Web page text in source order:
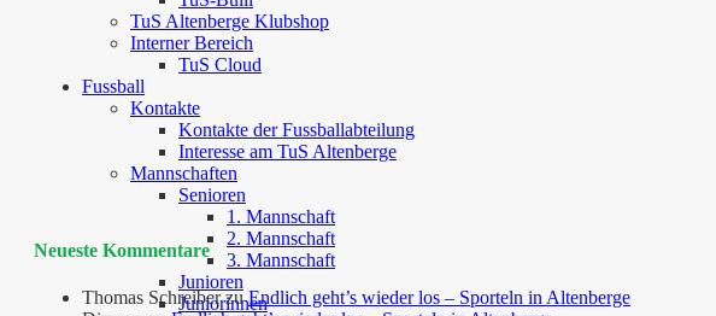
TuS Altenberge Klubshop
Interner Bereich
TuS Cloud
Fussball
Kontakte
Kontakte der Fussballabteilung
Interesse am TuS Altenberge
Mannschaften
Senioren
1. Mannschaft
2. Mannschaft
3. Mannschaft
Junioren
Juniorinnen
Neueste Kommentare
Thomas SchreiberzuEndlich geht’s wieder los – Sporteln in Altenberge